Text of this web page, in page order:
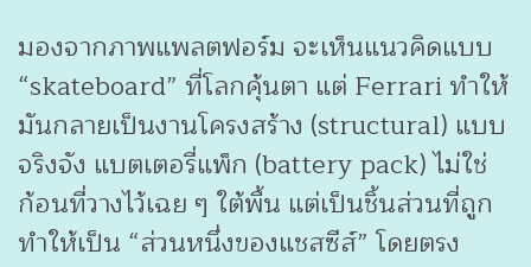
มองจากภาพแพลตฟอร์ม จะเห็นแนวคิดแบบ
“skateboard” ที่โลกคุ้นตา แต่ Ferrari ทำให้
มันกลายเป็นงานโครงสร้าง (structural) แบบ
จริงจัง แบตเตอรี่แพ็ก (battery pack) ไม่ใช่
ก้อนที่วางไว้เฉย ๆ ใต้พื้น แต่เป็นชิ้นส่วนที่ถูก
ทำให้เป็น “ส่วนหนึ่งของแชสซีส์” โดยตรง